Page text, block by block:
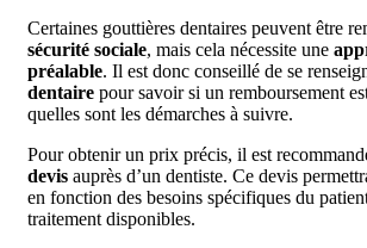
Certaines gouttières dentaires peuvent être
sécurité sociale, mais cela nécessite une
préalable. Il est donc conseillé de se
dentaire pour savoir si un remboursement
quelles sont les démarches à suivre.
Pour obtenir un prix précis, il est
devis auprès d’un dentiste. Ce devis
en fonction des besoins spécifiques du
traitement disponibles.